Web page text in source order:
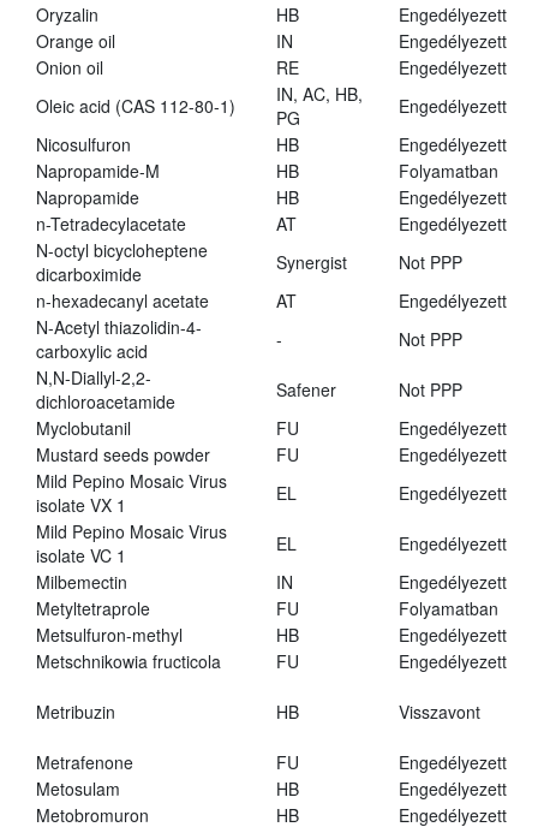
Oryzalin
HB
Engedélyezett
Orange oil
IN
Engedélyezett
Onion oil
RE
Engedélyezett
Oleic acid (CAS 112-80-1)
IN, AC, HB,
PG
Engedélyezett
Nicosulfuron
HB
Engedélyezett
Napropamide-M
HB
Folyamatban
Napropamide
HB
Engedélyezett
n-Tetradecylacetate
AT
Engedélyezett
N-octyl bicycloheptene
dicarboximide
Synergist
Not PPP
n-hexadecanyl acetate
AT
Engedélyezett
N-Acetyl thiazolidin-4-
carboxylic acid
-
Not PPP
N,N-Diallyl-2,2-
dichloroacetamide
Safener
Not PPP
Myclobutanil
FU
Engedélyezett
Mustard seeds powder
FU
Engedélyezett
Mild Pepino Mosaic Virus
isolate VX 1
EL
Engedélyezett
Mild Pepino Mosaic Virus
isolate VC 1
EL
Engedélyezett
Milbemectin
IN
Engedélyezett
Metyltetraprole
FU
Folyamatban
Metsulfuron-methyl
HB
Engedélyezett
Metschnikowia fructicola
FU Engedélyezett
Metribuzin HB Visszavont
Metrafenone FU
Engedélyezett
Metosulam
HB
Engedélyezett
Metobromuron
HB Engedélyezett